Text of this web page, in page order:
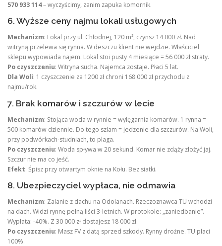
570 933 114– wyczyścimy, zanim zapuka komornik.
6. Wyższe ceny najmu lokali usługowych
Mechanizm: Lokal przy ul. Chłodnej, 120 m², czynsz 14 000 zł. Nad
witryną przelewa się rynna. W deszczu klient nie wejdzie. Właściciel
sklepu wypowiada najem. Lokal stoi pusty 4 miesiące = 56 000 zł straty.
Po czyszczeniu: Witryna sucha. Najemca zostaje. Płaci 5 lat.
Dla Woli: 1 czyszczenie za 1200 zł chroni 168 000 zł przychodu z
najmu/rok.
7. Brak komarów i szczurów w lecie
Mechanizm: Stojąca woda w rynnie = wylęgarnia komarów. 1 rynna =
500 komarów dziennie. Do tego szlam = jedzenie dla szczurów. Na Woli,
przy podwórkach-studniach, to plaga.
Po czyszczeniu: Woda spływa w 20 sekund. Komar nie zdąży złożyć jaj.
Szczur nie ma co jeść.
Efekt: Śpisz przy otwartym oknie na Kołu. Bez siatki.
8. Ubezpieczyciel wypłaca, nie odmawia
Mechanizm: Zalanie z dachu na Odolanach. Rzeczoznawca TU wchodzi
na dach. Widzi rynnę pełną liści 3-letnich. W protokole: „zaniedbanie”.
Wypłata: -40%. Z 30 000 zł dostajesz 18 000 zł.
Po czyszczeniu: Masz FV z datą sprzed szkody. Rynny drożne. TU płaci
100%.